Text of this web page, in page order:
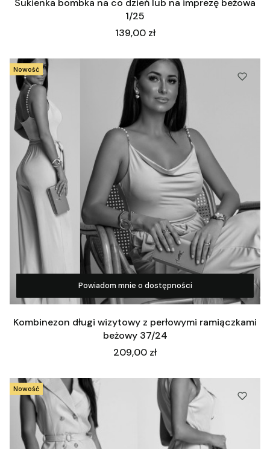
1/25
Cena
139,00 zł
Nowość
Zobacz produkt
Powiadom mnie o dostępności
Kombinezon długi wizytowy z perłowymi ramiączkami
beżowy 37/24
Cena
209,00 zł
Nowość